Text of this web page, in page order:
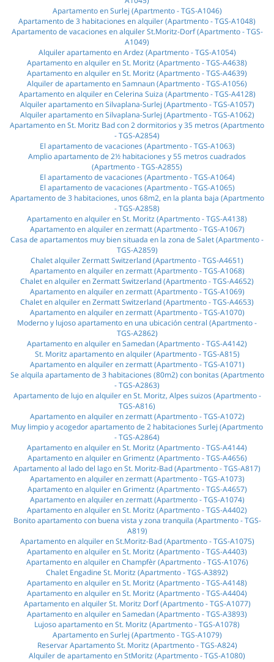
Apartamento en Surlej (Apartmento - TGS-A1046)
Apartamento de 3 habitaciones en alquiler (Apartmento - TGS-A1048)
Apartamento de vacaciones en alquiler St.Moritz-Dorf (Apartmento - TGS-
A1049)
Alquiler apartamento en Ardez (Apartmento - TGS-A1054)
Apartamento en alquiler en St. Moritz (Apartmento - TGS-A4638)
Apartamento en alquiler en St. Moritz (Apartmento - TGS-A4639)
Alquiler de apartamento en Samnaun (Apartmento - TGS-A1056)
Apartamento en alquiler en Сelerina Suiza (Apartmento - TGS-A4128)
Alquiler apartamento en Silvaplana-Surlej (Apartmento - TGS-A1057)
Alquiler apartamento en Silvaplana-Surlej (Apartmento - TGS-A1062)
Apartamento en St. Moritz Bad con 2 dormitorios y 35 metros (Apartmento
- TGS-A2854)
El apartamento de vacaciones (Apartmento - TGS-A1063)
Amplio apartamento de 2½ habitaciones y 55 metros cuadrados
(Apartmento - TGS-A2855)
El apartamento de vacaciones (Apartmento - TGS-A1064)
El apartamento de vacaciones (Apartmento - TGS-A1065)
Apartamento de 3 habitaciones, unos 68m2, en la planta baja (Apartmento
- TGS-A2858)
Apartamento en alquiler en St. Moritz (Apartmento - TGS-A4138)
Apartamento en alquiler en zermatt (Apartmento - TGS-A1067)
Casa de apartamentos muy bien situada en la zona de Salet (Apartmento -
TGS-A2859)
Chalet alquiler Zermatt Switzerland (Apartmento - TGS-A4651)
Apartamento en alquiler en zermatt (Apartmento - TGS-A1068)
Chalet en alquiler en Zermatt Switzerland (Apartmento - TGS-A4652)
Apartamento en alquiler en zermatt (Apartmento - TGS-A1069)
Chalet en alquiler en Zermatt Switzerland (Apartmento - TGS-A4653)
Apartamento en alquiler en zermatt (Apartmento - TGS-A1070)
Moderno y lujoso apartamento en una ubicación central (Apartmento -
TGS-A2862)
Apartamento en alquiler en Samedan (Apartmento - TGS-A4142)
St. Moritz apartamento en alquiler (Apartmento - TGS-A815)
Apartamento en alquiler en zermatt (Apartmento - TGS-A1071)
Se alquila apartamento de 3 habitaciones (80m2) con bonitas (Apartmento
- TGS-A2863)
Apartamento de lujo en alquiler en St. Moritz, Alpes suizos (Apartmento -
TGS-A816)
Apartamento en alquiler en zermatt (Apartmento - TGS-A1072)
Muy limpio y acogedor apartamento de 2 habitaciones Surlej (Apartmento
- TGS-A2864)
Apartamento en alquiler en St. Moritz (Apartmento - TGS-A4144)
Apartamento en alquiler en Grimentz (Apartmento - TGS-A4656)
Apartamento al lado del lago en St. Moritz-Bad (Apartmento - TGS-A817)
Apartamento en alquiler en zermatt (Apartmento - TGS-A1073)
Apartamento en alquiler en Grimentz (Apartmento - TGS-A4657)
Apartamento en alquiler en zermatt (Apartmento - TGS-A1074)
Apartamento en alquiler en St. Moritz (Apartmento - TGS-A4402)
Bonito apartamento con buena vista y zona tranquila (Apartmento - TGS-
A819)
Apartamento en alquiler en St.Moritz-Bad (Apartmento - TGS-A1075)
Apartamento en alquiler en St. Moritz (Apartmento - TGS-A4403)
Apartamento en alquiler en Champfèr (Apartmento - TGS-A1076)
Chalet Engadine St. Moritz (Apartmento - TGS-A3892)
Apartamento en alquiler en St. Moritz (Apartmento - TGS-A4148)
Apartamento en alquiler en St. Moritz (Apartmento - TGS-A4404)
Apartamento en alquiler St. Moritz Dorf (Apartmento - TGS-A1077)
Apartamento en alquiler en Samedan (Apartmento - TGS-A3893)
Lujoso apartamento en St. Moritz (Apartmento - TGS-A1078)
Apartamento en Surlej (Apartmento - TGS-A1079)
Reservar Apartamento St. Moritz (Apartmento - TGS-A824)
Alquiler de apartamento en StMoritz (Apartmento - TGS-A1080)